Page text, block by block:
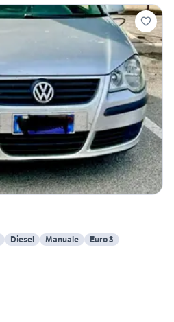
Diesel Manuale Euro 3